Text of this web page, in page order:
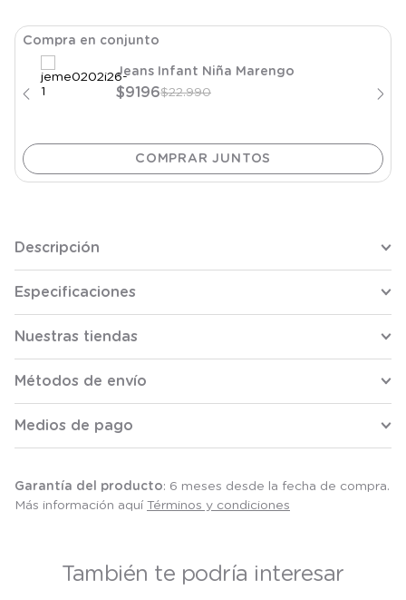
Compra en conjunto
Jeans Infant Niña Marengo
$9196$22.990
Descripción
Especificaciones
Nuestras tiendas
Métodos de envío
Medios de pago
Garantía del producto: 6 meses desde la fecha de compra.
Más información aquí Términos y condiciones
También te podría interesar